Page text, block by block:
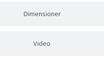
Dimensioner
Video